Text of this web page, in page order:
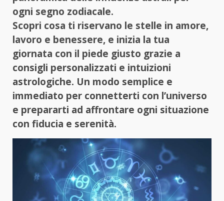
ogni segno zodiacale.
Scopri cosa ti riservano le stelle in amore,
lavoro e benessere, e inizia la tua
giornata con il piede giusto grazie a
consigli personalizzati e intuizioni
astrologiche. Un modo semplice e
immediato per connetterti con l’universo
e prepararti ad affrontare ogni situazione
con fiducia e serenità.